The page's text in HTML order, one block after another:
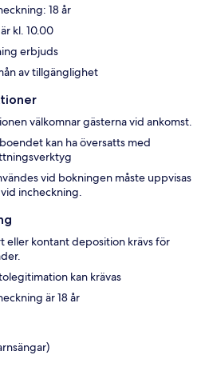
18 år
kl. 10.00
erbjuds
av tillgänglighet
välkomnar gästerna vid ankomst.
kan ha översatts med
vid bokningen måste uppvisas
incheckning.
eller kontant deposition krävs för
kan krävas
är 18 år